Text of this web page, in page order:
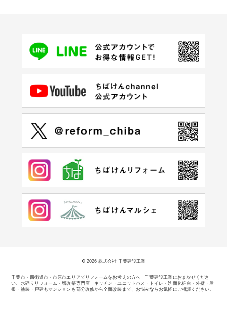
千葉市・四街道市・市原市エリアでリフォームをお考えの方へ 千葉建設工業におまかせくださ
い。 水廻りリフォーム・増改築専門店 キッチン・ユニットバス・トイレ・洗面化粧台・外壁・屋
根・塗装・戸建もマンションも部分改修から全面改装まで、お悩みならお気軽にご相談ください。
© 2026 株式会社 千葉建設工業